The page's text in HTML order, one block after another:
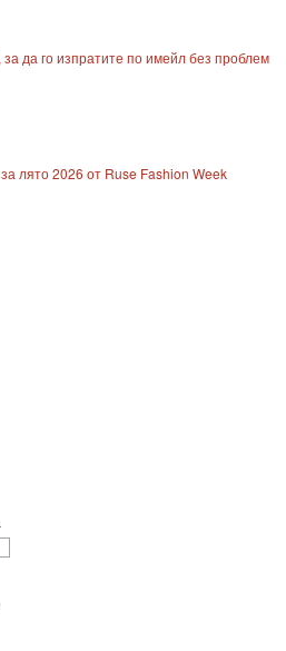
да го изпратите по имейл без проблем
лято 2026 от Ruse Fashion Week